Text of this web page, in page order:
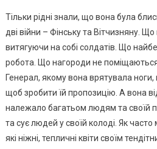
Тільки рідні знали, що вона була
дві війни – Фінську та Вітчизняну.
витягуючи на собі солдатів. Що
робота. Що нагороди не
Генерал, якому вона врятувала ноги,
щоб зробити їй пропозицію. А вона
належало багатьом людям та своїй
та сує людей у своїй колоді. Як часто
які ніжні, тепличні квіти своїм